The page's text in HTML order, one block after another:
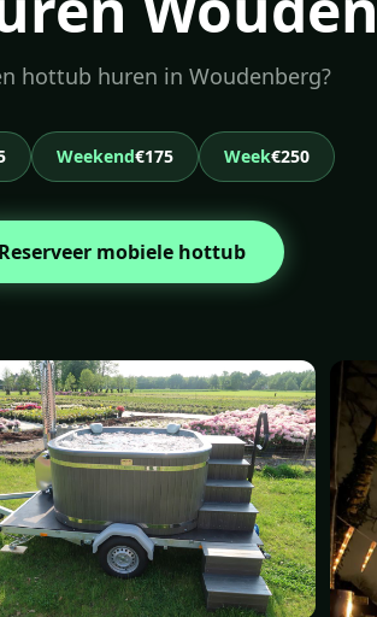
hottub huren in Woudenberg?
Weekend€175 Week€250
Reserveer mobiele hottub